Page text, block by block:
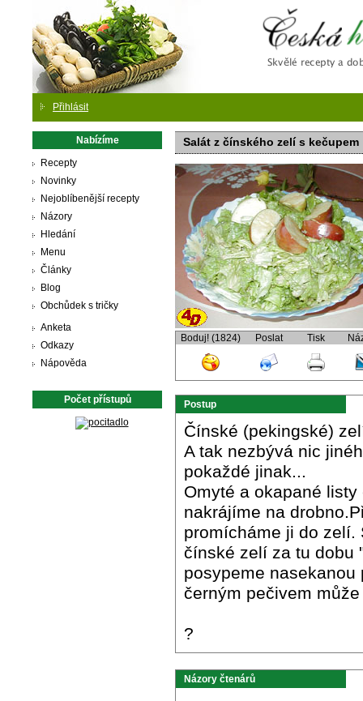
Přihlásit
Nabízíme
Recepty
Novinky
Nejoblíbenější recepty
Názory
Hledání
Menu
Články
Blog
Obchůdek s tričky
Anketa
Odkazy
Nápověda
Počet přístupů
Salát z čínského zelí s kečupem
Boduj! (1824) Poslat Tisk
Postup
Čínské (pekingské)
A tak nezbývá nic
pokaždé jinak...
Omyté a okapané
nakrájíme na
promícháme ji do zelí.
čínské zelí za tu dobu
posypeme
černým pečivem
?
Názory čtenárů